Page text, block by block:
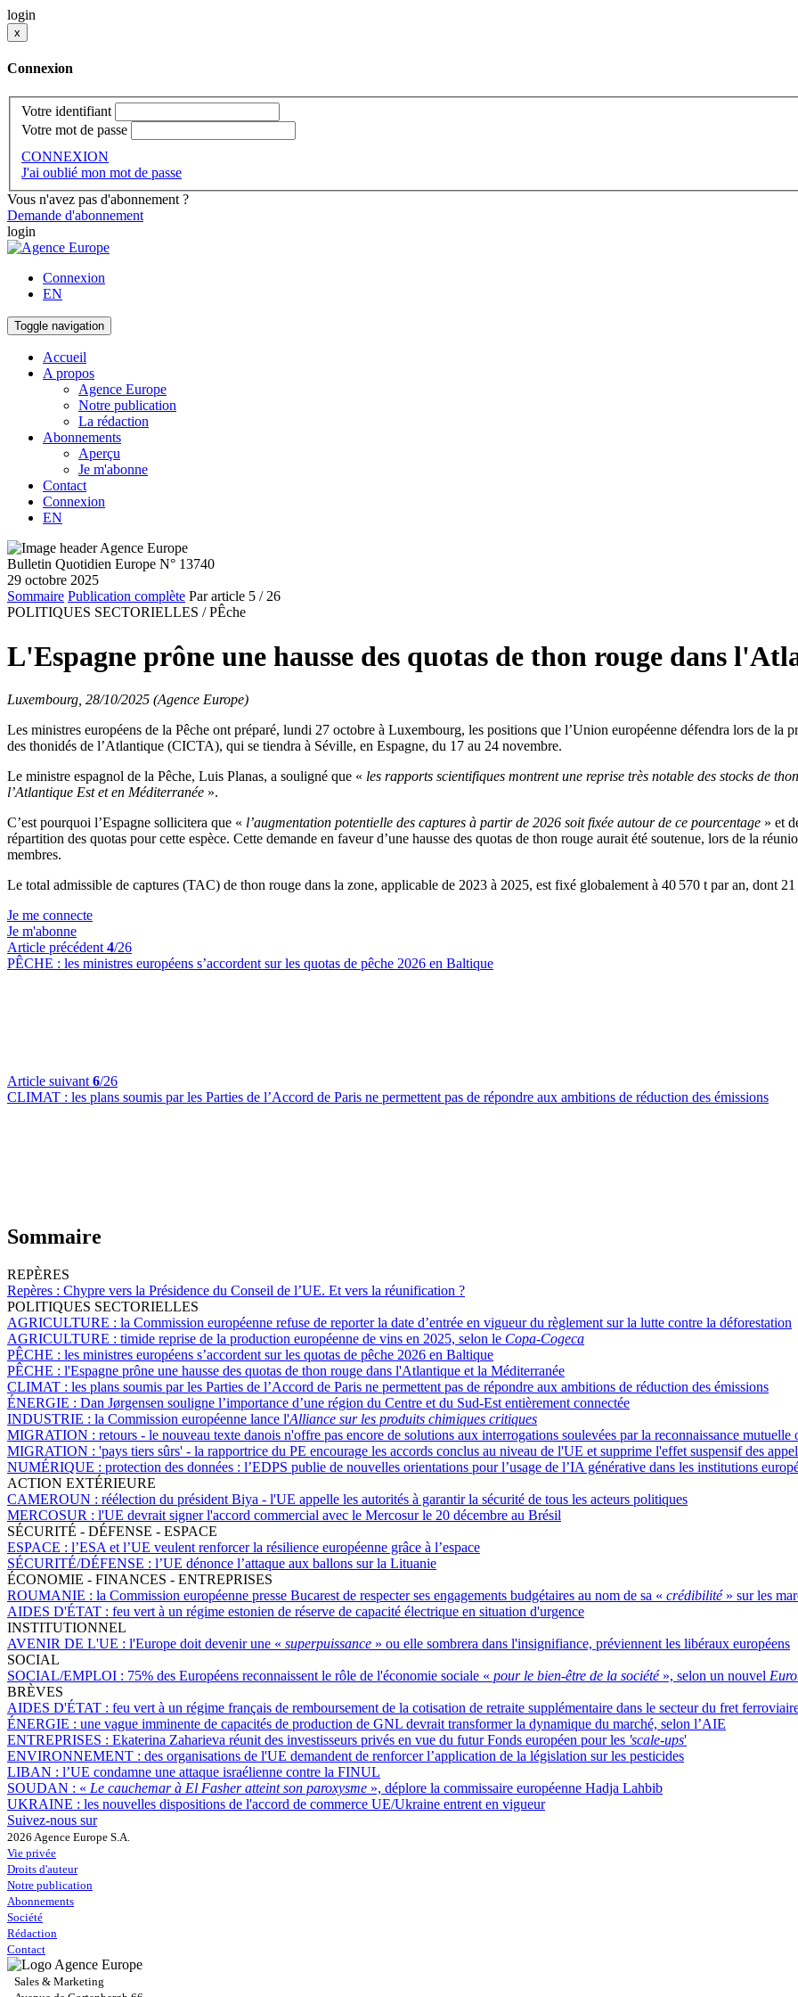
login
x
Connexion
Votre identifiant
Votre mot de passe
CONNEXION
J'ai oublié mon mot de passe
Vous n'avez pas d'abonnement ?
Demande d'abonnement
login
Connexion
EN
Toggle navigation
Accueil
A propos
Agence Europe
Notre publication
La rédaction
Abonnements
Aperçu
Je m'abonne
Contact
Connexion
EN
Bulletin Quotidien Europe N° 13740
29 octobre 2025
Sommaire Publication complète Par article 5 / 26
POLITIQUES SECTORIELLES / PÊche
L'Espagne prône une hausse des quotas de thon rouge dans
Luxembourg, 28/10/2025 (Agence Europe)
Les ministres européens de la Pêche ont préparé, lundi 27 octobre à Luxembourg, les positions que l’Union européenne défendra lors de la
des thonidés de l’Atlantique (CICTA), qui se tiendra à Séville, en Espagne, du 17 au 24 novembre.
Le ministre espagnol de la Pêche, Luis Planas, a souligné que « les rapports scientifiques montrent une reprise très notable des stocks de
l’Atlantique Est et en Méditerranée ».
C’est pourquoi l’Espagne sollicitera que « l’augmentation potentielle des captures à partir de 2026 soit fixée autour de ce pourcentage » et
répartition des quotas pour cette espèce. Cette demande en faveur d’une hausse des quotas de thon rouge aurait été soutenue, lors de la
membres.
Le total admissible de captures (TAC) de thon rouge dans la zone, applicable de 2023 à 2025, est fixé globalement à 40 570 t par an, dont
Je me connecte
Je m'abonne
Article précédent 4/26
PÊCHE : les ministres européens s’accordent sur les quotas de pêche 2026 en Baltique
Article suivant 6/26
CLIMAT : les plans soumis par les Parties de l’Accord de Paris ne permettent pas de répondre aux ambitions de réduction des émissions
Sommaire
REPÈRES
Repères : Chypre vers la Présidence du Conseil de l’UE. Et vers la réunification ?
POLITIQUES SECTORIELLES
AGRICULTURE : la Commission européenne refuse de reporter la date d’entrée en vigueur du règlement sur la lutte contre la déforestation
AGRICULTURE : timide reprise de la production européenne de vins en 2025, selon le Copa-Cogeca
PÊCHE : les ministres européens s’accordent sur les quotas de pêche 2026 en Baltique
PÊCHE : l'Espagne prône une hausse des quotas de thon rouge dans l'Atlantique et la Méditerranée
CLIMAT : les plans soumis par les Parties de l’Accord de Paris ne permettent pas de répondre aux ambitions de réduction des émissions
ÉNERGIE : Dan Jørgensen souligne l’importance d’une région du Centre et du Sud-Est entièrement connectée
INDUSTRIE : la Commission européenne lance l'Alliance sur les produits chimiques critiques
MIGRATION : retours - le nouveau texte danois n'offre pas encore de solutions aux interrogations soulevées par la reconnaissance mutuelle
MIGRATION : 'pays tiers sûrs' - la rapportrice du PE encourage les accords conclus au niveau de l'UE et supprime l'effet suspensif des
NUMÉRIQUE : protection des données : l’EDPS publie de nouvelles orientations pour l’usage de l’IA générative dans les institutions
ACTION EXTÉRIEURE
CAMEROUN : réélection du président Biya - l'UE appelle les autorités à garantir la sécurité de tous les acteurs politiques
MERCOSUR : l'UE devrait signer l'accord commercial avec le Mercosur le 20 décembre au Brésil
SÉCURITÉ - DÉFENSE - ESPACE
ESPACE : l’ESA et l’UE veulent renforcer la résilience européenne grâce à l’espace
SÉCURITÉ/DÉFENSE : l’UE dénonce l’attaque aux ballons sur la Lituanie
ÉCONOMIE - FINANCES - ENTREPRISES
ROUMANIE : la Commission européenne presse Bucarest de respecter ses engagements budgétaires au nom de sa « crédibilité » sur les
AIDES D'ÉTAT : feu vert à un régime estonien de réserve de capacité électrique en situation d'urgence
INSTITUTIONNEL
AVENIR DE L'UE : l'Europe doit devenir une « superpuissance » ou elle sombrera dans l'insignifiance, préviennent les libéraux européens
SOCIAL
SOCIAL/EMPLOI : 75% des Européens reconnaissent le rôle de l'économie sociale « pour le bien-être de la société », selon un nouvel
BRÈVES
AIDES D'ÉTAT : feu vert à un régime français de remboursement de la cotisation de retraite supplémentaire dans le secteur du fret
ÉNERGIE : une vague imminente de capacités de production de GNL devrait transformer la dynamique du marché, selon l’AIE
ENTREPRISES : Ekaterina Zaharieva réunit des investisseurs privés en vue du futur Fonds européen pour les 'scale-ups'
ENVIRONNEMENT : des organisations de l'UE demandent de renforcer l’application de la législation sur les pesticides
LIBAN : l’UE condamne une attaque israélienne contre la FINUL
SOUDAN : « Le cauchemar à El Fasher atteint son paroxysme », déplore la commissaire européenne Hadja Lahbib
UKRAINE : les nouvelles dispositions de l'accord de commerce UE/Ukraine entrent en vigueur
Suivez-nous sur
2026 Agence Europe S.A.
Vie privée
Droits d'auteur
Notre publication
Abonnements
Société
Rédaction
Contact
Sales & Marketing